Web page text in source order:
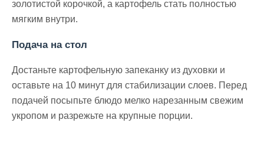
золотистой корочкой, а картофель стать полностью
мягким внутри.
Подача на стол
Достаньте картофельную запеканку из духовки и
оставьте на 10 минут для стабилизации слоев. Перед
подачей посыпьте блюдо мелко нарезанным свежим
укропом и разрежьте на крупные порции.